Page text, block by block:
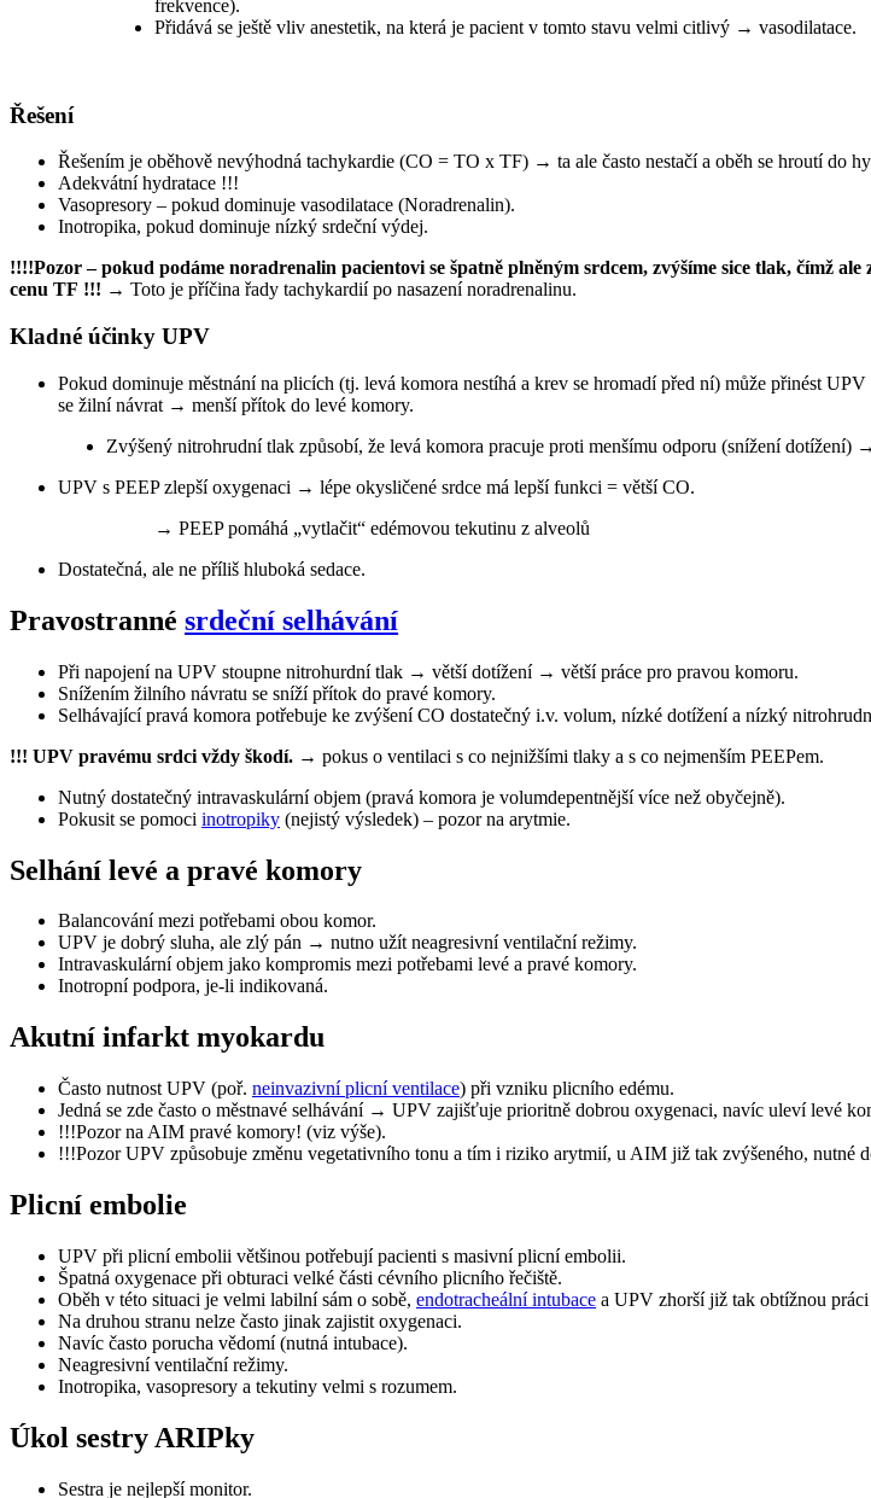
frekvence).
Přidává se ještě vliv anestetik, na která je pacient v tomto stavu velmi citlivý → vasodilatace‏.
Řešení
Řešením je oběhově nevýhodná tachykardie (CO = TO x TF)‏ → ta ale často nestačí
Adekvátní hydratace !!!
Vasopresory – pokud dominuje vasodilatace (Noradrenalin)‏.
Inotropika, pokud dominuje nízký srdeční výdej.
!!!!Pozor – pokud podáme noradrenalin pacientovi se špatně plněným srdcem, zvýšíme sice tlak, čímž
cenu TF !!! → Toto je příčina řady tachykardií po nasazení noradrenalinu.
Kladné účinky UPV
Pokud dominuje městnání na plicích (tj. levá komora nestíhá a krev se hromadí před ní) může přinést
se žilní návrat → menší přítok do levé komory.
Zvýšený nitrohrudní tlak způsobí, že levá komora pracuje proti menšímu odporu (snížení dotížení)
UPV s PEEP zlepší oxygenaci → lépe okysličené srdce má lepší funkci = větší CO.
→ PEEP pomáhá „vytlačit“ edémovou tekutinu z alveolů
Dostatečná, ale ne příliš hluboká sedace.
Pravostranné srdeční selhávání
Při napojení na UPV stoupne nitrohurdní tlak → větší dotížení → větší práce pro pravou komoru.
Snížením žilního návratu se sníží přítok do pravé komory.
Selhávající pravá komora potřebuje ke zvýšení CO dostatečný i.v. volum, nízké dotížení a nízký
!!! UPV pravému srdci vždy škodí. → pokus o ventilaci s co nejnižšími tlaky a s co nejmenším PEEPem.
Nutný dostatečný intravaskulární objem (pravá komora je volumdepentnější více než obyčejně)‏.
Pokusit se pomoci inotropiky (nejistý výsledek) – pozor na arytmie.
Selhání levé a pravé komory
Balancování mezi potřebami obou komor.
UPV je dobrý sluha, ale zlý pán → nutno užít neagresivní ventilační režimy.
Intravaskulární objem jako kompromis mezi potřebami levé a pravé komory.
Inotropní podpora, je-li indikovaná.
Akutní infarkt myokardu
Často nutnost UPV (poř. neinvazivní plicní ventilace) při vzniku plicního edému.
!!!Pozor na AIM pravé komory! (viz výše)‏.
!!!Pozor UPV způsobuje změnu vegetativního tonu a tím i riziko arytmií, u AIM již tak zvýšeného, nutné
Plicní embolie
UPV při plicní embolii většinou potřebují pacienti s masivní plicní embolii.
Špatná oxygenace při obturaci velké části cévního plicního řečiště.
Oběh v této situaci je velmi labilní sám o sobě, endotracheální intubace
Na druhou stranu nelze často jinak zajistit oxygenaci.
Navíc často porucha vědomí (nutná intubace)‏.
Neagresivní ventilační režimy.
Inotropika, vasopresory a tekutiny velmi s rozumem‏.
Úkol sestry ARIPky
Sestra je nejlepší monitor.